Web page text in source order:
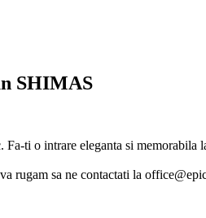
SHIMAS
ti o intrare eleganta si
rugam sa ne contactati la